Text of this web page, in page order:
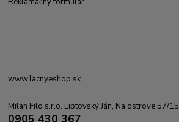
www.lacnyeshop.sk
Milan Filo s.r.o. Liptovský Ján, Na ostrove 57/15